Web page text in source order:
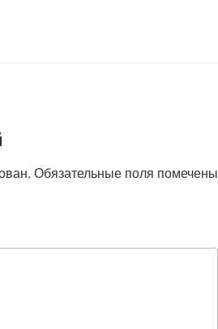
Обязательные поля помечены